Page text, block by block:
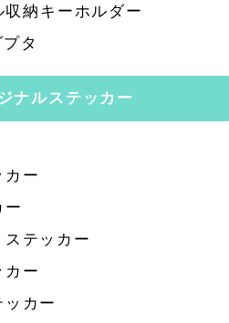
納キーホルダー
タ
ナルステッカー
カー
ー
テッカー
カー
カー